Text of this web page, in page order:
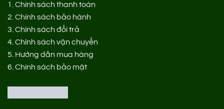
1. Chính sách thanh toán
2. Chính sách bảo hành
3. Chính sách đổi trả
4. Chính sách vận chuyển
5. Hướng dẫn mua hàng
6. Chính sách bảo mật